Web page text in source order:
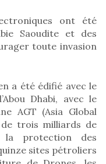
ont été
Saoudite et des
toute invasion
a été édifié avec le
Dhabi, avec le
AGT (Asia Global
trois milliards de
la protection des
sites pétroliers